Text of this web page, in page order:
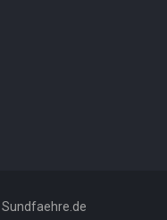
Sundfaehre.de